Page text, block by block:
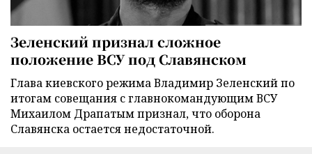
Зеленский признал сложное
положение ВСУ под Славянском
Глава киевского режима Владимир Зеленский по
итогам совещания с главнокомандующим ВСУ
Михаилом Драпатым признал, что оборона
Славянска остается недостаточной.